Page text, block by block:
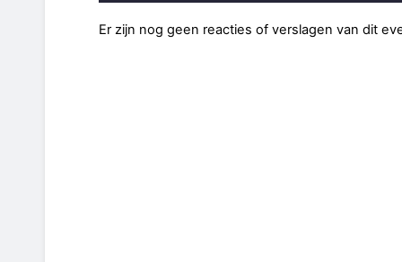
Er zijn nog geen reacties of verslagen van dit